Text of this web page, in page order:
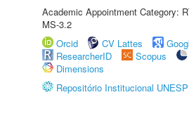
Academic Appointment Category:
MS-3.2
Orcid
CV Lattes
ResearcherID
Scopus
Dimensions
Repositório Institucional UNESP